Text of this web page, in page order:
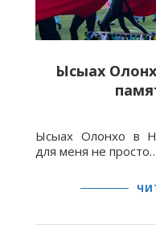
Ысыах
Ысыах Олонхо в
для меня не